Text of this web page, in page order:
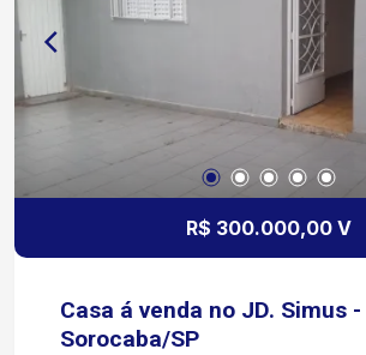
R$ 300.000,00 V
Casa á venda no JD. Simus -
Sorocaba/SP